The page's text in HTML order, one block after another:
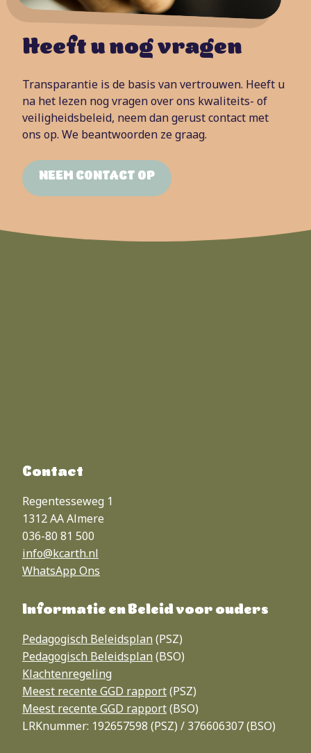
Heeft u nog vragen
Transparantie is de basis van vertrouwen. Heeft u
na het lezen nog vragen over ons kwaliteits- of
veiligheidsbeleid, neem dan gerust contact met
ons op. We beantwoorden ze graag.
NEEM CONTACT OP
Contact
Regentesseweg 1
1312 AA Almere
036-80 81 500
info@kcarth.nl
WhatsApp Ons
Informatie en Beleid voor ouders
Pedagogisch Beleidsplan (PSZ)
Pedagogisch Beleidsplan (BSO)
Klachtenregeling
Meest recente GGD rapport(PSZ)
Meest recente GGD rapport(BSO)
LRKnummer: 192657598 (PSZ) / 376606307 (BSO)